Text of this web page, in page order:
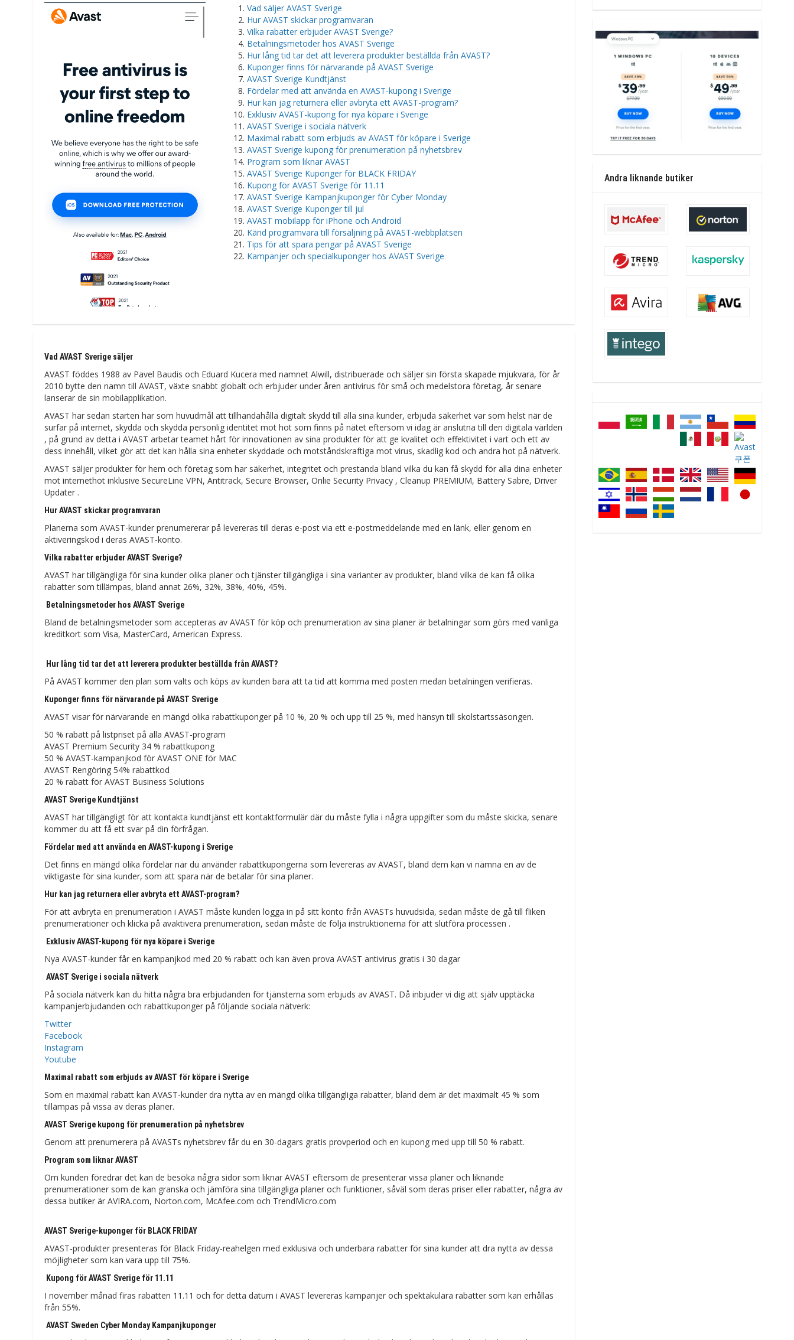
Vad säljer AVAST Sverige
Hur AVAST skickar programvaran
Vilka rabatter erbjuder AVAST Sverige?
Betalningsmetoder hos AVAST Sverige
Hur lång tid tar det att leverera produkter beställda från AVAST?
Kuponger finns för närvarande på AVAST Sverige
AVAST Sverige Kundtjänst
Fördelar med att använda en AVAST-kupong i Sverige
Hur kan jag returnera eller avbryta ett AVAST-program?
Exklusiv AVAST-kupong för nya köpare i Sverige
AVAST Sverige i sociala nätverk
Maximal rabatt som erbjuds av AVAST för köpare i Sverige
AVAST Sverige kupong för prenumeration på nyhetsbrev
Program som liknar AVAST
AVAST Sverige Kuponger för BLACK FRIDAY
Kupong för AVAST Sverige för 11.11
AVAST Sverige Kampanjkuponger för Cyber ​​​​Monday
AVAST Sverige Kuponger till jul
AVAST mobilapp för iPhone och Android
Känd programvara till försäljning på AVAST-webbplatsen
Tips för att spara pengar på AVAST Sverige
Kampanjer och specialkuponger hos AVAST Sverige
Vad AVAST Sverige säljer
AVAST föddes 1988 av Pavel Baudis och Eduard Kucera med namnet Alwill, distribuerade och säljer sin första skapade mjukvara, för år
2010 bytte den namn till AVAST, växte snabbt globalt och erbjuder under åren antivirus för små och medelstora företag, år senare
lanserar de sin mobilapplikation.
AVAST har sedan starten har som huvudmål att tillhandahålla digitalt skydd till alla sina kunder, erbjuda säkerhet var som helst när de
surfar på internet, skydda och skydda personlig identitet mot hot som finns på nätet eftersom vi idag är anslutna till den digitala världen
, på grund av detta i AVAST arbetar teamet hårt för innovationen av sina produkter för att ge kvalitet och effektivitet i vart och ett av
dess innehåll, vilket gör att det kan hålla sina enheter skyddade och motståndskraftiga mot virus, skadlig kod och andra hot på nätverk.
AVAST säljer produkter för hem och företag som har säkerhet, integritet och prestanda bland vilka du kan få skydd för alla dina enheter
mot internethot inklusive SecureLine VPN, Antitrack, Secure Browser, Onlie Security Privacy , Cleanup PREMIUM, Battery Sabre, Driver
Updater .
Hur AVAST skickar programvaran
Planerna som AVAST-kunder prenumererar på levereras till deras e-post via ett e-postmeddelande med en länk, eller genom en
aktiveringskod i deras AVAST-konto.
Vilka rabatter erbjuder AVAST Sverige?
AVAST har tillgängliga för sina kunder olika planer och tjänster tillgängliga i sina varianter av produkter, bland vilka de kan få olika
rabatter som tillämpas, bland annat 26%, 32%, 38%, 40%, 45%.
Betalningsmetoder hos AVAST Sverige
Bland de betalningsmetoder som accepteras av AVAST för köp och prenumeration av sina planer är betalningar som görs med vanliga
kreditkort som Visa, MasterCard, American Express.
Hur lång tid tar det att leverera produkter beställda från AVAST?
På AVAST kommer den plan som valts och köps av kunden bara att ta tid att komma med posten medan betalningen verifieras.
Kuponger finns för närvarande på AVAST Sverige
AVAST visar för närvarande en mängd olika rabattkuponger på 10 %, 20 % och upp till 25 %, med hänsyn till skolstartssäsongen.
50 % rabatt på listpriset på alla AVAST-program
AVAST Premium Security 34 % rabattkupong
50 % AVAST-kampanjkod för AVAST ONE för MAC
AVAST Rengöring 54% rabattkod
20 % rabatt för AVAST Business Solutions
AVAST Sverige Kundtjänst
AVAST har tillgängligt för att kontakta kundtjänst ett kontaktformulär där du måste fylla i några uppgifter som du måste skicka, senare
kommer du att få ett svar på din förfrågan.
Fördelar med att använda en AVAST-kupong i Sverige
Det finns en mängd olika fördelar när du använder rabattkupongerna som levereras av AVAST, bland dem kan vi nämna en av de
viktigaste för sina kunder, som att spara när de betalar för sina planer.
Hur kan jag returnera eller avbryta ett AVAST-program?
För att avbryta en prenumeration i AVAST måste kunden logga in på sitt konto från AVASTs huvudsida, sedan måste de gå till fliken
prenumerationer och klicka på avaktivera prenumeration, sedan måste de följa instruktionerna för att slutföra processen .
Exklusiv AVAST-kupong för nya köpare i Sverige
Nya AVAST-kunder får en kampanjkod med 20 % rabatt och kan även prova AVAST antivirus gratis i 30 dagar
AVAST Sverige i sociala nätverk
På sociala nätverk kan du hitta några bra erbjudanden för tjänsterna som erbjuds av AVAST. Då inbjuder vi dig att själv upptäcka
kampanjerbjudanden och rabattkuponger på följande sociala nätverk:
Twitter
Facebook
Instagram
Youtube
Maximal rabatt som erbjuds av AVAST för köpare i Sverige
Som en maximal rabatt kan AVAST-kunder dra nytta av en mängd olika tillgängliga rabatter, bland dem är det maximalt 45 % som
tillämpas på vissa av deras planer.
AVAST Sverige kupong för prenumeration på nyhetsbrev
Genom att prenumerera på AVASTs nyhetsbrev får du en 30-dagars gratis provperiod och en kupong med upp till 50 % rabatt.
Program som liknar AVAST
Om kunden föredrar det kan de besöka några sidor som liknar AVAST eftersom de presenterar vissa planer och liknande
prenumerationer som de kan granska och jämföra sina tillgängliga planer och funktioner, såväl som deras priser eller rabatter, några av
dessa butiker är AVIRA.com, Norton.com, McAfee.com och TrendMicro.com
AVAST Sverige-kuponger för BLACK FRIDAY
AVAST-produkter presenteras för Black Friday-reahelgen med exklusiva och underbara rabatter för sina kunder att dra nytta av dessa
möjligheter som kan vara upp till 75%.
Kupong för AVAST Sverige för 11.11
I november månad firas rabatten 11.11 och för detta datum i AVAST levereras kampanjer och spektakulära rabatter som kan erhållas
från 55%.
AVAST Sweden Cyber ​​​​Monday Kampanjkuponger
Andra liknande butiker